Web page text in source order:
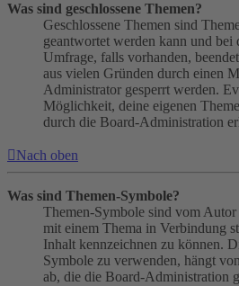
Was sind geschlossene Themen?
Geschlossene Themen sind
geantwortet werden kann und bei
Umfrage, falls vorhanden,
aus vielen Gründen durch einen
Administrator gesperrt werden.
Möglichkeit, deine eigenen
durch die Board-Administration
Nach oben
Was sind Themen-Symbole?
Themen-Symbole sind vom
mit einem Thema in Verbindung
Inhalt kennzeichnen zu können.
Symbole zu verwenden, hängt
ab, die die Board-Administration